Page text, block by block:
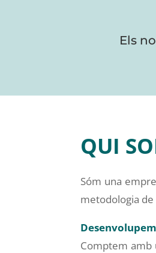
Els
QUI
Sóm una
metodologia
Comptem amb